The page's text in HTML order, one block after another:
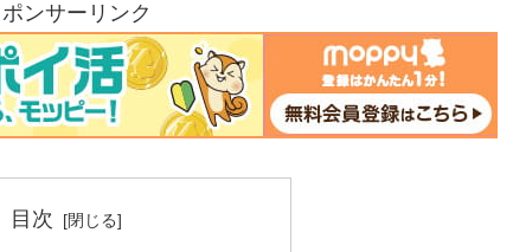
ンサーリンク
目次